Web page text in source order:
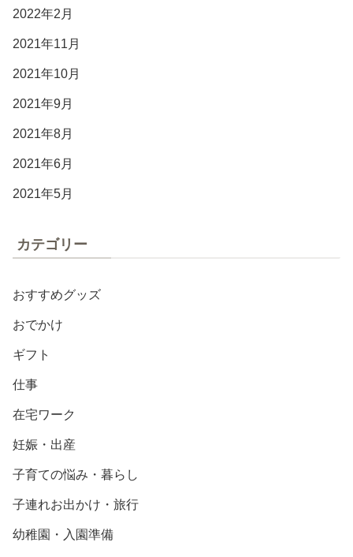
2022年2月
2021年11月
2021年10月
2021年9月
2021年8月
2021年6月
2021年5月
カテゴリー
おすすめグッズ
おでかけ
ギフト
仕事
在宅ワーク
妊娠・出産
子育ての悩み・暮らし
子連れお出かけ・旅行
幼稚園・入園準備